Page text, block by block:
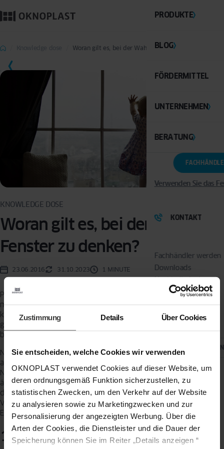
Zustimmung Details Über Cookies
Sie entscheiden, welche Cookies wir verwenden
OKNOPLAST verwendet Cookies auf dieser Website, um
deren ordnungsgemäß Funktion sicherzustellen, zu
statistischen Zwecken, um den Verkehr auf der Website
zu analysieren sowie zu Marketingzwecken und zur
Personalisierung der angezeigten Werbung. Über die
Arten der Cookies, die Dienstleister und die Dauer der
Speicherung können Sie im Reiter „Details anzeigen “
PRODUKTE
BLOG
FÖRDERMITTEL
UNTERNEHMEN
BERATUNG
Verwenden Sie das
KONTAKT
Fachhändler werden
Downloads
Nachhaltigkeit
Fachhändlerportal
Soziale Medien
LAND
Woran gilt es, bei der Wahl der Fenster zu denken?
KNOWLEDGE DOSE
Woran gilt es, bei der Wahl der
Fenster zu denken?
23.06.2016 31.10.2023 1 MINUTE
Planen wir, Fenster für unser Haus oder unsere Wohnung zu kaufen,
müssen wir daran denken, dass es sich dabei um eine sehr
kostspielige Investition handelt. Fenster werden von uns jahrelang
genutzt. Aber nicht jeder von uns weiß, auf welche Parameter man
bei der Fensterwahl achten sollte.
Neben dem Erscheinungsbild und der entsprechenden
architektonischen Anpassung an das Gebäude ist auch der
Nutzungskomfort von Bedeutung, vor allem aber der Schutz vor
äußeren Faktoren. Deshalb sollte man wissen, welche Parameter bei
der Wahl des Fensters berücksichtigt und welche Fragen dem
Verkäufer gestellt werden sollten, bevor man die endgültige
Entscheidung trifft.
1. Das Profil des Fensters